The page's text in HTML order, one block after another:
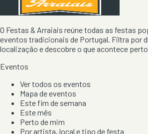
O Festas & Arraiais reúne todas as festas
eventos tradicionais de Portugal. Filtra por
localização e descobre o que acontece perto
Eventos
Ver todos os eventos
Mapa de eventos
Este fim de semana
Este mês
Perto de mim
Por artista, local e tipo de festa